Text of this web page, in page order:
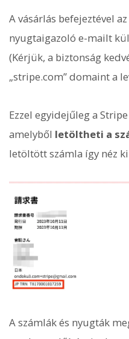
A vásárlás befejeztével
nyugtaigazoló e-mailt
(Kérjük, a biztonság
„stripe.com” domaint a
Ezzel egyidejűleg a
amelyből letöltheti a
letöltött számla így néz
A számlák és nyugták